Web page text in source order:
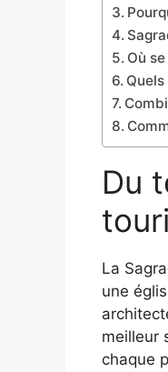
Où
Du
La
une
meilleur
chaque